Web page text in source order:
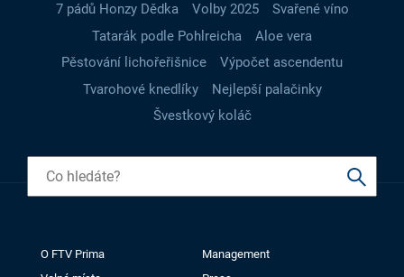
7 pádů Honzy Dědka
Volby 2025
Svařené víno
Tatarák podle Pohlreicha
Aloe vera
Pěstování lichořeřišnice
Výpočet ascendentu
Tvarohové knedlíky
Nejlepší palačinky
Švestkový koláč
O FTV Prima
Management